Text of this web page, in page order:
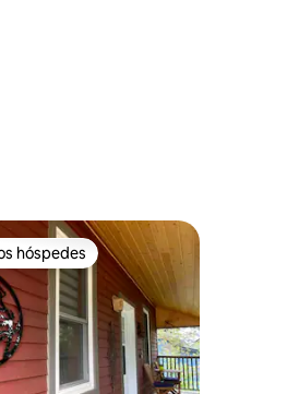
preferidos dos hóspedes
hóspedes